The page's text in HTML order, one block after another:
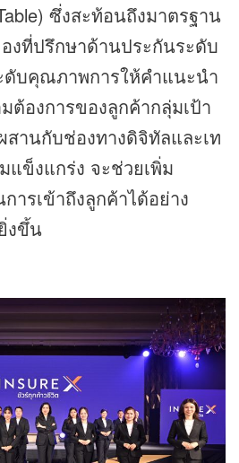
ซึ่งสะท้อนถึงมาตรฐาน
งที่ปรึกษาด้านประกันระดับ
ดับคุณภาพการให้คำแนะนำ
ต้องการของลูกค้ากลุ่มเป้า
สานกับช่องทางดิจิทัลและเท
แข็งแกร่ง จะช่วยเพิ่ม
ารเข้าถึงลูกค้าได้อย่าง
งขึ้น